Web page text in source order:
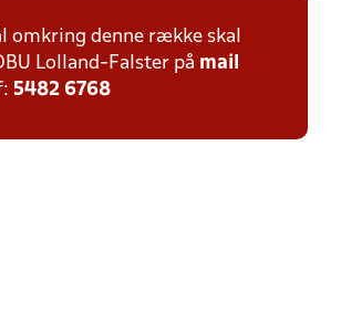
omkring denne række skal
Lolland-Falster på mail
5482 6768